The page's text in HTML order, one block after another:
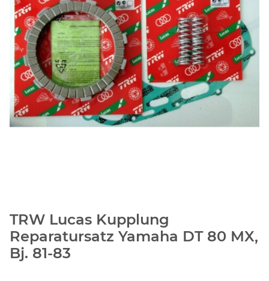
TRW Lucas Kupplung
Reparatursatz Yamaha DT 80 MX,
Bj. 81-83